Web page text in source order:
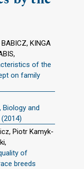
KINGA
of the
on family
and
Piotr Kamyk-
of
breeds